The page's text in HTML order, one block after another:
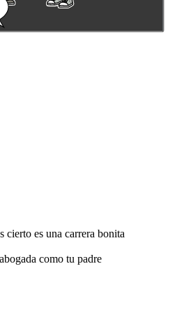
cierto es una carrera bonita
como tu padre